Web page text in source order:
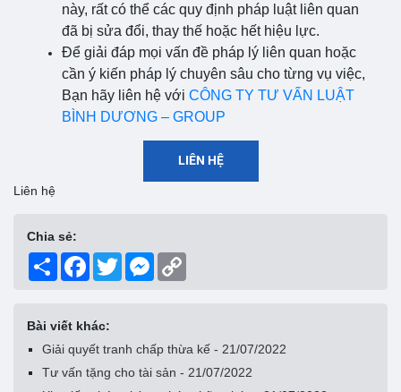
này, rất có thể các quy định pháp luật liên quan
đã bị sửa đổi, thay thế hoặc hết hiệu lực.
Để giải đáp mọi vấn đề pháp lý liên quan hoặc
cần ý kiến pháp lý chuyên sâu cho từng vụ việc,
Bạn hãy liên hệ với CÔNG TY TƯ VẤN LUẬT
BÌNH DƯƠNG – GROUP
LIÊN HỆ
Liên hệ
Chia sẻ:
Share Facebook
Twitter Messenger
Bài viết khác:
Giải quyết tranh chấp thừa kế - 21/07/2022
Tư vấn tặng cho tài sản - 21/07/2022